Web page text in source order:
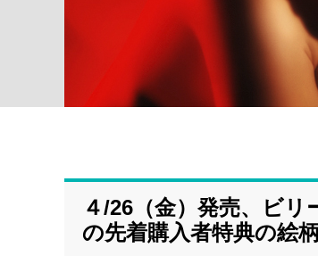
４/26（金）発売、ビ
の先着購入者特典の絵